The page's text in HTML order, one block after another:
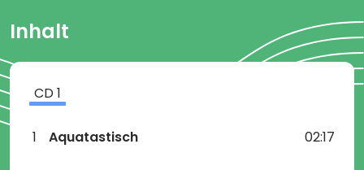
Inhalt
CD1
1 Aquatastisch 02:17